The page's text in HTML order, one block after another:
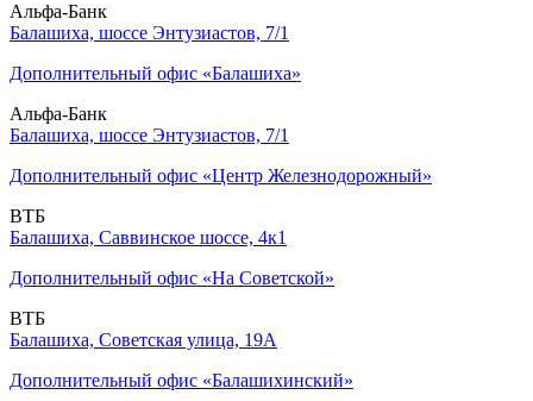
Альфа-Банк
Балашиха, шоссе Энтузиастов, 7/1
Дополнительный офис «Балашиха»
Альфа-Банк
Балашиха, шоссе Энтузиастов, 7/1
Дополнительный офис «Центр Железнодорожный»
ВТБ
Балашиха, Саввинское шоссе, 4к1
Дополнительный офис «На Советской»
ВТБ
Балашиха, Советская улица, 19А
Дополнительный офис «Балашихинский»